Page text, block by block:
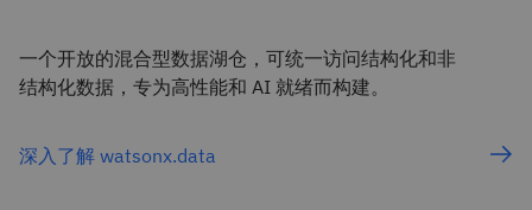
一个开放的混合型数据湖仓，可统一访问结构化和非
结构化数据，专为高性能和 AI 就绪而构建。
深入了解 watsonx.data